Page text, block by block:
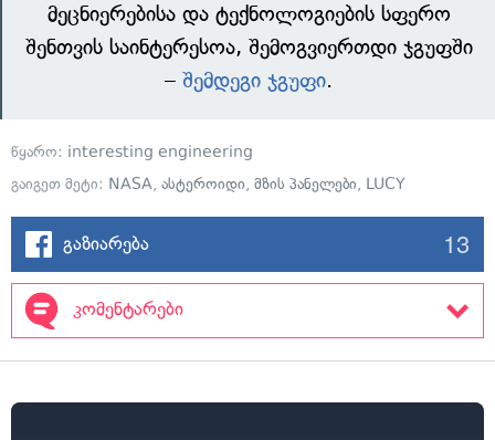
მეცნიერებისა და ტექნოლოგიების სფერო
შენთვის საინტერესოა, შემოგვიერთდი ჯგუფში
– შემდეგი ჯგუფი.
წყარო: interesting engineering
გაიგეთ მეტი: NASA, ასტეროიდი, მზის პანელები, LUCY
გაზიარება 13
კომენტარები